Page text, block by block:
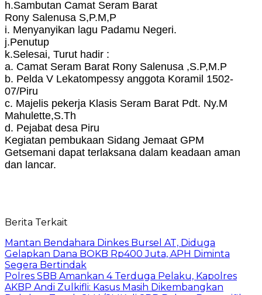
h.Sambutan Camat Seram Barat
Rony Salenusa S,P.M,P
i. Menyanyikan lagu Padamu Negeri.
j.Penutup
k.Selesai, Turut hadir :
a. Camat Seram Barat Rony Salenusa ,S.P,M.P
b. Pelda V Lekatompessy anggota Koramil 1502-
07/Piru
c. Majelis pekerja Klasis Seram Barat Pdt. Ny.M
Mahulette,S.Th
d. Pejabat desa Piru
Kegiatan pembukaan Sidang Jemaat GPM
Getsemani dapat terlaksana dalam keadaan aman
dan lancar.
Berita Terkait
Mantan Bendahara Dinkes Bursel AT, Diduga
Gelapkan Dana BOKB Rp400 Juta, APH Diminta
Segera Bertindak
Polres SBB Amankan 4 Terduga Pelaku, Kapolres
AKBP Andi Zulkifli: Kasus Masih Dikembangkan